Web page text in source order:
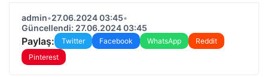
admin•27.06.2024 03:45•
Güncellendi: 27.06.2024 03:45
Paylaş: Twitter Facebook WhatsApp
Reddit
Pinterest